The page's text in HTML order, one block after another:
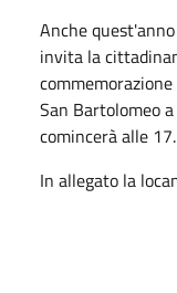
Anche
invita la
San Bartolomeo
comincerà alle 17.
In allegato la